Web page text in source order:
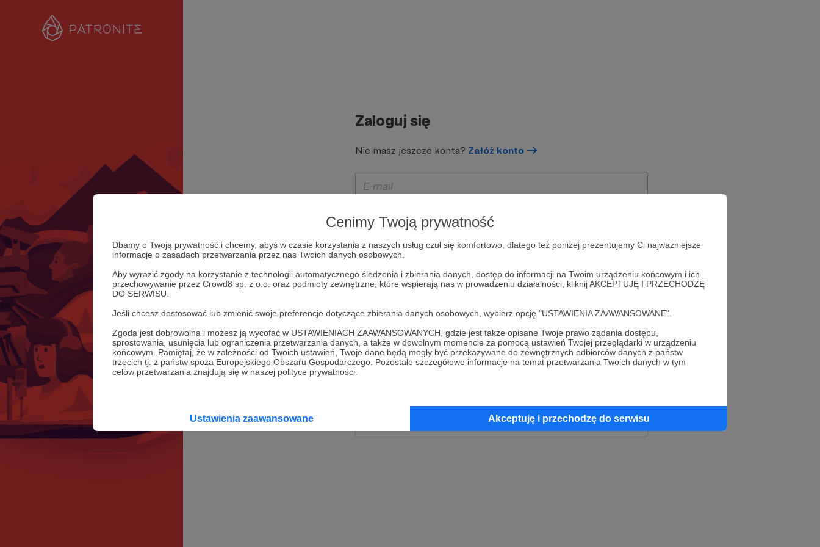
Cenimy Twoją prywatność
Dbamy o Twoją prywatność i chcemy, abyś w czasie korzystania z naszych usług czuł się komfortowo, dlatego też poniżej prezentujemy Ci najważniejsze
informacje o zasadach przetwarzania przez nas Twoich danych osobowych.
Aby wyrazić zgody na korzystanie z technologii automatycznego śledzenia i zbierania danych, dostęp do informacji na Twoim urządzeniu końcowym i ich
przechowywanie przez Crowd8 sp. z o.o. oraz podmioty zewnętrzne, które wspierają nas w prowadzeniu działalności, kliknij AKCEPTUJĘ I PRZECHODZĘ
DO SERWISU.
Jeśli chcesz dostosować lub zmienić swoje preferencje dotyczące zbierania danych osobowych, wybierz opcję "USTAWIENIA ZAAWANSOWANE".
Zgoda jest dobrowolna i możesz ją wycofać w USTAWIENIACH ZAAWANSOWANYCH, gdzie jest także opisane Twoje prawo żądania dostępu,
sprostowania, usunięcia lub ograniczenia przetwarzania danych, a także w dowolnym momencie za pomocą ustawień Twojej przeglądarki w urządzeniu
końcowym. Pamiętaj, że w zależności od Twoich ustawień, Twoje dane będą mogły być przekazywane do zewnętrznych odbiorców danych z państw
trzecich tj. z państw spoza Europejskiego Obszaru Gospodarczego. Pozostałe szczegółowe informacje na temat przetwarzania Twoich danych w tym
celów przetwarzania znajdują się w naszej polityce prywatności.
Ustawienia zaawansowane Akceptuję i przechodzę do serwisu
Zaloguj się
Nie masz jeszcze konta? Załóż konto
Zapamiętaj mnie
lub
Kontynuuj z Apple